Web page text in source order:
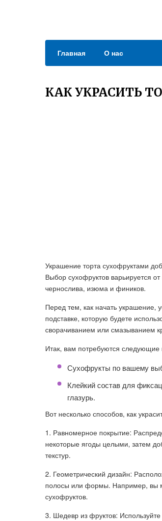
Главная О нас
КАК УКРАСИТЬ
Украшение торта сухофруктами
Выбор сухофруктов варьируется
чернослива, изюма и фиников.
Перед тем, как начать украшение,
подставке, которую будете
сворачиванием или смазыванием
Итак, вам потребуются следующие
Сухофрукты по вашему
Клейкий состав для
глазурь.
Вот несколько способов, как
1. Равномерное покрытие:
некоторые ягоды целыми, затем
текстур.
2. Геометрический дизайн:
полосы или формы. Например, вы
сухофруктов.
3. Шедевр из фруктов: